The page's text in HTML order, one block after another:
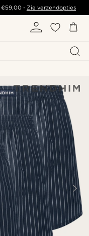
€59,00- Zie verzendopties